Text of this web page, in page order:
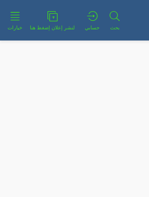
بحث حسابي لنشر إعلان إضغط هنا خيارات